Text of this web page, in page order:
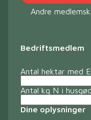
Andre
Bedriftsmedlem
Antal hektar med
Antal kg N i
Dine oplysninger